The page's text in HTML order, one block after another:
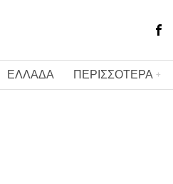
ΕΛΛΑΔΑ ΠΕΡΙΣΣΟΤΕΡΑ